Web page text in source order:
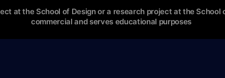
at the School of Design or a research project at the School
commercial and serves educational purposes